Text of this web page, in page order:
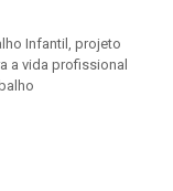
Infantil, projeto
a vida profissional